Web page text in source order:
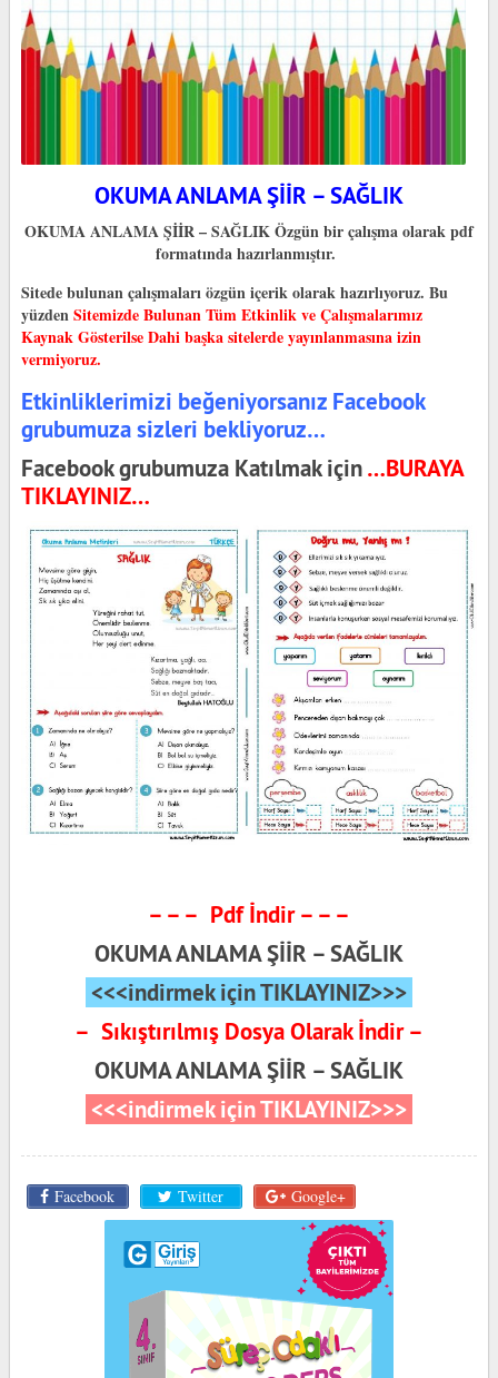
OKUMA ANLAMA ŞİİR – SAĞLIK
OKUMA ANLAMA ŞİİR – SAĞLIK Özgün bir çalışma olarak pdf
formatında hazırlanmıştır.
Sitede bulunan çalışmaları özgün içerik olarak hazırlıyoruz. Bu
yüzdenSitemizde Bulunan Tüm Etkinlik ve Çalışmalarımız
Kaynak Gösterilse Dahi başka sitelerde yayınlanmasına izin
vermiyoruz.
Etkinliklerimizi beğeniyorsanız Facebook
grubumuza sizleri bekliyoruz…
Facebook grubumuza Katılmak için…BURAYA
TIKLAYINIZ…
– – – Pdf İndir – – –
OKUMA ANLAMA ŞİİR – SAĞLIK
<<<indirmek için TIKLAYINIZ>>>
– Sıkıştırılmış Dosya Olarak İndir –
OKUMA ANLAMA ŞİİR – SAĞLIK
<<<indirmek için TIKLAYINIZ>>>
Facebook Twitter Google+